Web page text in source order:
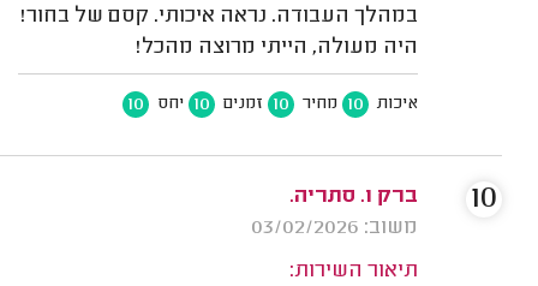
במהלך העבודה. נראה איכותי. קסם של בחור!
היה מעולה, הייתי מרוצה מהכל!
איכות 10 מחיר 10 זמנים 10 יחס 10
ברק ו. סתריה.
משוב: 03/02/2026
תיאור השירות:
10